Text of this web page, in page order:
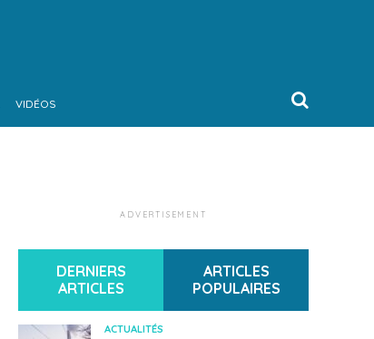
VIDÉOS
ADVERTISEMENT
DERNIERS
ARTICLES
ARTICLES
POPULAIRES
ACTUALITÉS